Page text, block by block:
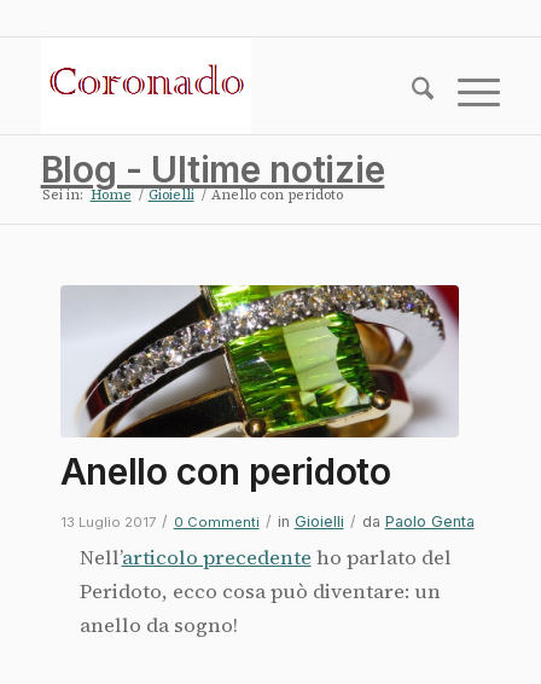
Blog - Ultime notizie
Sei in: Home / Gioielli / Anello con peridoto
Anello con peridoto
13 Luglio 2017 / 0 Commenti / in Gioielli / da Paolo Genta
Nell’articolo precedente ho parlato del
Peridoto, ecco cosa può diventare: un
anello da sogno!